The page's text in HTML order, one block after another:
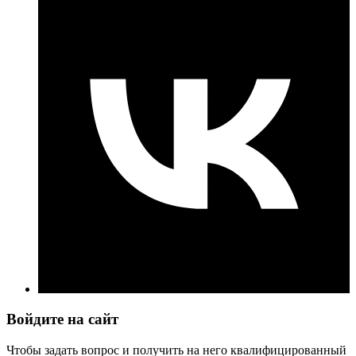
Войдите на сайт
Чтобы задать вопрос и получить на него квалифицированный